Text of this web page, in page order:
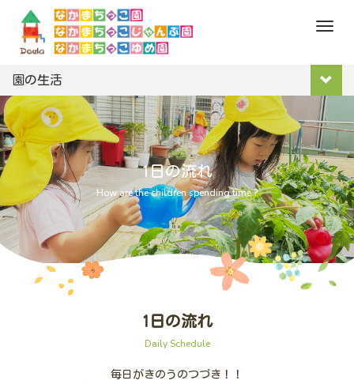
M
n
u
園の生活
1日の流れ
How are the children spending time ?
1日の流れ
Daily Schedule
毎日がきのうのつづき！！